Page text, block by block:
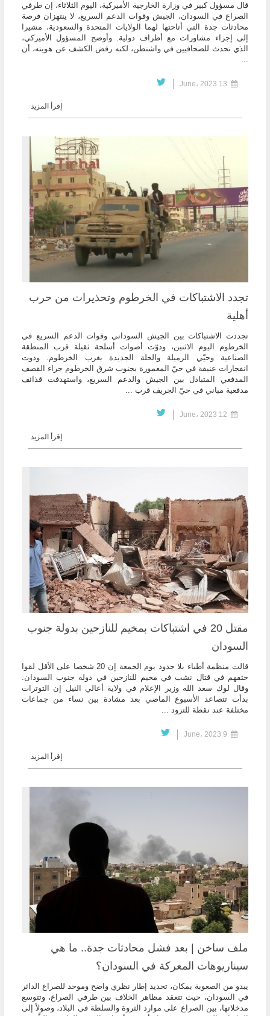
قال مسؤول كبير في وزارة الخارجية الأميركية، اليوم الثلاثاء، إن طرفي
الصراع في السودان، الجيش وقوات الدعم السريع، لا ينتهزان فرصة
محادثات جدة التي أتاحتها لهما الولايات المتحدة والسعودية، مشيرا
إلى إجراء مشاورات مع أطراف دولية. وأوضح المسؤول الأميركي،
الذي تحدث للصحافيين في واشنطن، لكنه رفض الكشف عن هويته، أن
...
إقرأ المزيد
تجدد الاشتباكات في الخرطوم وتحذيرات من حرب
أهلية
تجددت الاشتباكات بين الجيش السوداني وقوات الدعم السريع في
الخرطوم اليوم الاثنين، ودوّت أصوات أسلحة ثقيلة قرب المنطقة
الصناعية وحيّي الرميلة والحلة الجديدة بغرب الخرطوم. ودوت
انفجارات عنيفة في حيّ المعمورة بجنوب شرق الخرطوم جراء القصف
المدفعي المتبادل بين الجيش والدعم السريع، واستهدفت قذائف
مدفعية مباني في حيّ الجريف قرب ...
إقرأ المزيد
مقتل 20 في اشتباكات بمخيم للنازحين بدولة جنوب
السودان
قالت منظمة أطباء بلا حدود يوم الجمعة إن 20 شخصا على الأقل لقوا
حتفهم في قتال نشب في مخيم للنازحين في دولة جنوب السودان.
وقال لوك سعد الله وزير الإعلام في ولاية أعالي النيل إن التوترات
بدأت تتصاعد الأسبوع الماضي بعد مشادة بين نساء من جماعات
مختلفة عند نقطة للتزود ...
إقرأ المزيد
ملف ساخن | بعد فشل محادثات جدة.. ما هي
سيناريوهات المعركة في السودان؟
يبدو من الصعوبة بمكان، تحديد إطار نظري واضح وموحد للصراع الدائر
في السودان، حيث تتعقد مظاهر الخلاف بين طرفي الصراع، وتتوسع
مدخلاتها، بين الصراع على موارد الثروة والسلطة في البلاد، وصولاً إلى